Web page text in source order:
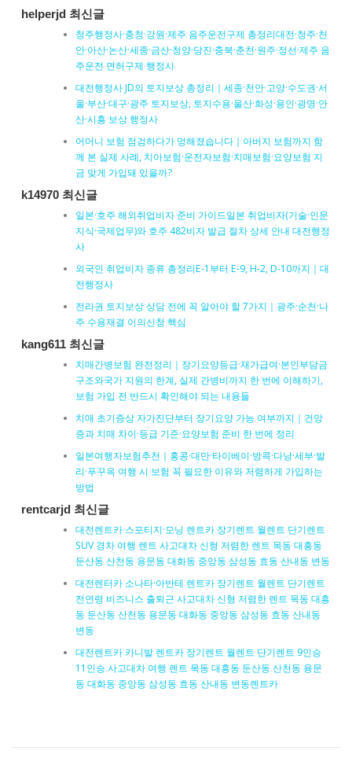
helperjd 최신글
청주행정사·충청·강원·제주 음주운전구제 총정리대전·청주·천
안·아산·논산·세종·금산·청양·당진·충북·춘천·원주·정선·제주 음
주운전 면허구제 행정사
대전행정사 JD의 토지보상 총정리｜세종·천안·고양·수도권·서
울·부산·대구·광주 토지보상, 토지수용·울산·화성·용인·광명·안
산·시흥 보상 행정사
어머니 보험 점검하다가 멍해졌습니다｜아버지 보험까지 함
께 본 실제 사례, 치아보험·운전자보험·치매보험·요양보험 지
금 맞게 가입돼 있을까?
k14970 최신글
일본·호주 해외취업비자 준비 가이드일본 취업비자(기술·인문
지식·국제업무)와 호주 482비자 발급 절차 상세 안내 대전행정
사
외국인 취업비자 종류 총정리E-1부터 E-9, H-2, D-10까지｜대
전행정사
전라권 토지보상 상담 전에 꼭 알아야 할 7가지｜광주·순천·나
주 수용재결 이의신청 핵심
kang611 최신글
치매간병보험 완전정리｜장기요양등급·재가급여·본인부담금
구조와국가 지원의 한계, 실제 간병비까지 한 번에 이해하기,
보험 가입 전 반드시 확인해야 되는 내용들
치매 초기증상 자가진단부터 장기요양 가능 여부까지｜건망
증과 치매 차이·등급 기준·요양보험 준비 한 번에 정리
일본여행자보험추천｜홍콩·대만·타이베이·방콕·다낭·세부·발
리·푸꾸옥 여행 시 보험 꼭 필요한 이유와 저렴하게 가입하는
방법
rentcarjd 최신글
대전렌트카 스포티지·모닝 렌트카 장기렌트 월렌트 단기렌트
SUV 경차 여행 렌트 사고대차 신형 저렴한 렌트 목동 대흥동
둔산동 산천동 용문동 대화동 중앙동 삼성동 효동 산내동 변동
대전렌터카 소나타·아반테 렌트카 장기렌트 월렌트 단기렌트
전연령 비즈니스 출퇴근 사고대차 신형 저렴한 렌트 목동 대흥
동 둔산동 산천동 용문동 대화동 중앙동 삼성동 효동 산내동
변동
대전렌트카 카니발 렌트카 장기렌트 월렌트 단기렌트 9인승
11인승 사고대차 여행 렌트 목동 대흥동 둔산동 산천동 용문
동 대화동 중앙동 삼성동 효동 산내동 변동렌트카